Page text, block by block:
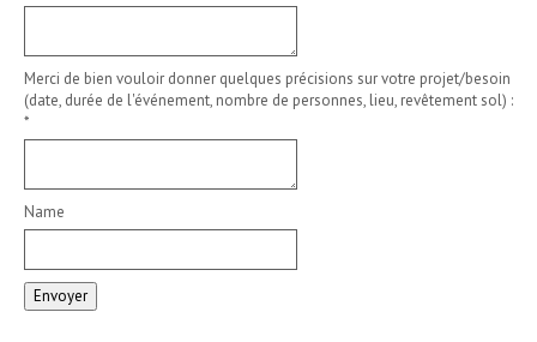
Merci de bien vouloir donner quelques précisions sur votre projet/besoin
(date, durée de l'événement, nombre de personnes, lieu, revêtement sol) :
*
Name
Envoyer